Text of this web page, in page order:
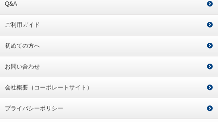
Q&A
ご利用ガイド
初めての方へ
お問い合わせ
会社概要（コーポレートサイト）
プライバシーポリシー